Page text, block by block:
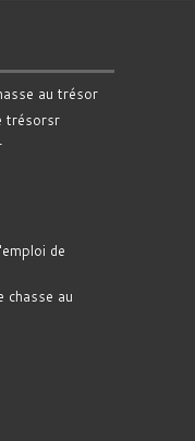
au trésor
trésorsr
de
chasse au